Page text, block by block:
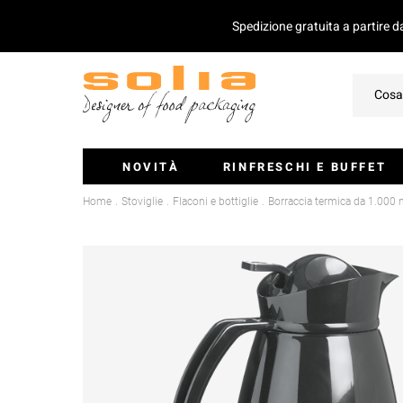
Spedizione gratuita a partire
NOVITÀ RINFRESCHI E BUFFET
Ciotoline E Monoporzioni
Vassoi Per Catering
Coperchio Per Vassoi
Insalatiere
Stecchini E Mini-Posate
Home Stoviglie Flaconi e bottiglie Borraccia termica da 1.000